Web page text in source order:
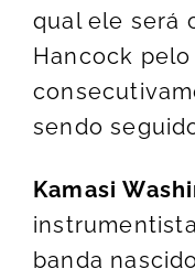
qual ele será
Hancock
sendo
Kamasi
banda